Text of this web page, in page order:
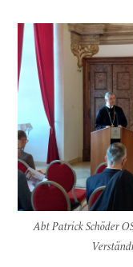
Abt Patrick Schöder